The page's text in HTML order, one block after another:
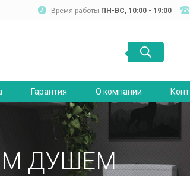
Время работы ПН-ВC, 10:00 - 19:00
Гарантия О компании
ДУШЕМ